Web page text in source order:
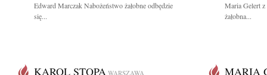
Edward Marczak Nabożeństwo żałobne odbędzie
się...
Maria Gelert
żałobna...
KAROL STOPA WARSZAWA MARIA